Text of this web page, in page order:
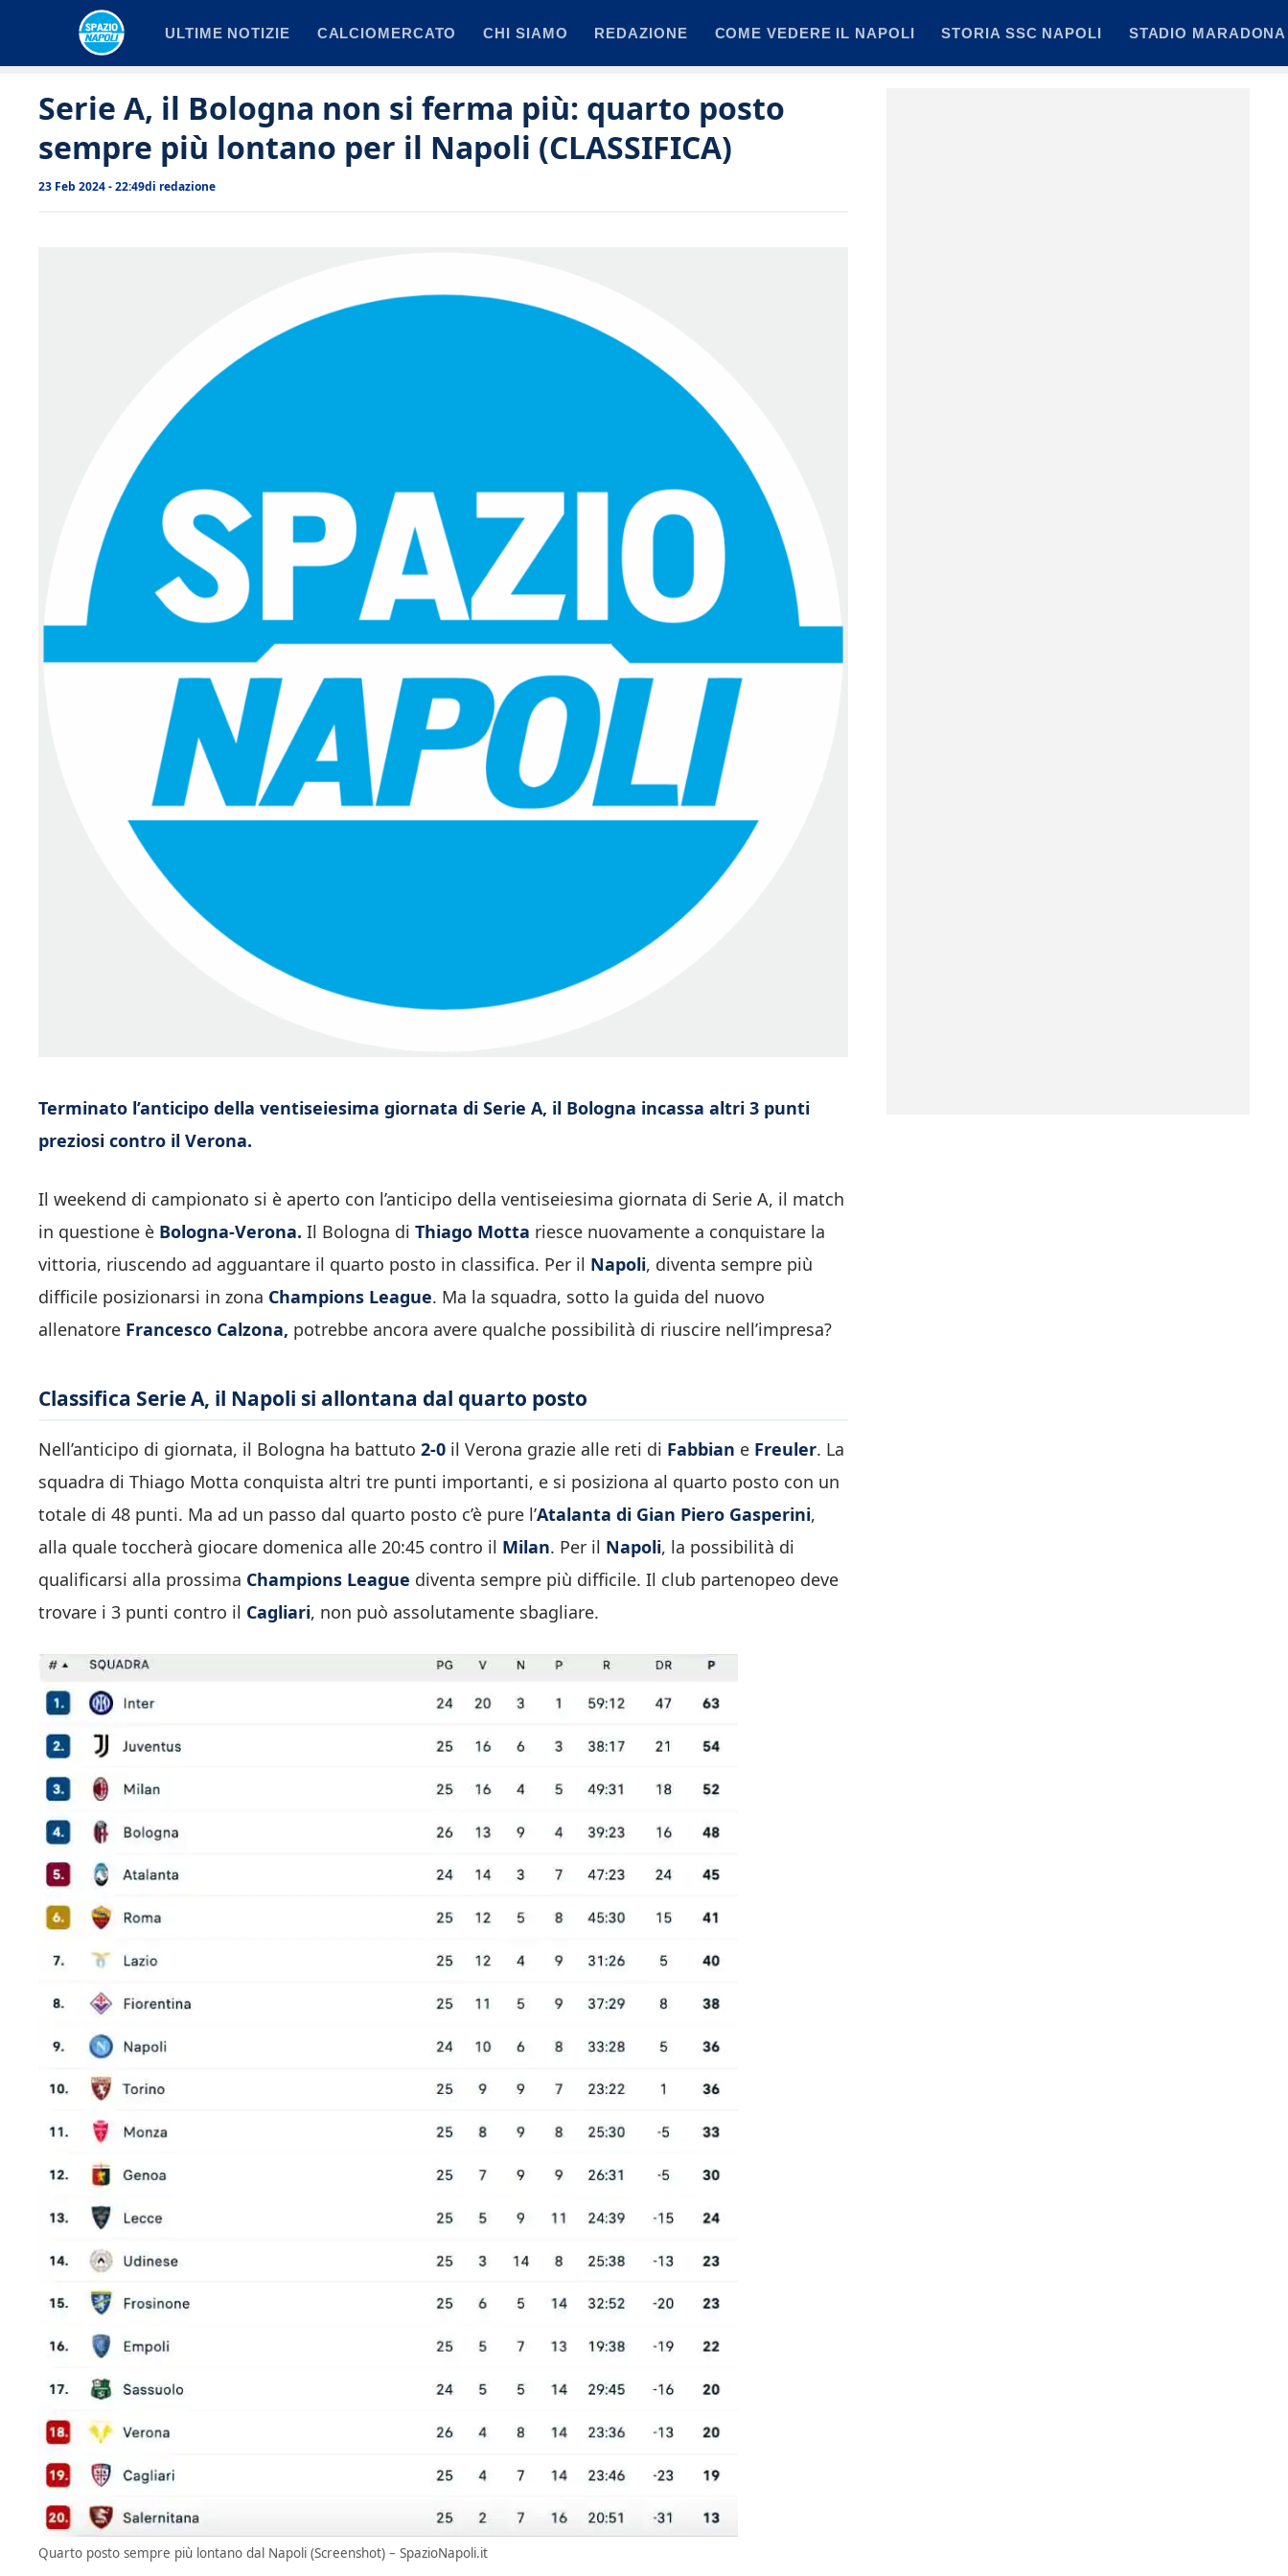
ULTIME NOTIZIE CALCIOMERCATO CHI SIAMO REDAZIONE COME VEDERE IL NAPOLI STORIA SSC NAPOLI STADIO MARADONA
Serie A, il Bologna non si ferma più: quarto posto
sempre più lontano per il Napoli (CLASSIFICA)
23 Feb 2024 - 22:49di redazione
Terminato l’anticipo della ventiseiesima giornata di Serie A, il Bologna incassa altri 3 punti
preziosi contro il Verona.
Il weekend di campionato si è aperto con l’anticipo della ventiseiesima giornata di Serie A, il match
in questione è Bologna-Verona. Il Bologna di Thiago Motta riesce nuovamente a conquistare la
vittoria, riuscendo ad agguantare il quarto posto in classifica. Per il Napoli, diventa sempre più
difficile posizionarsi in zona Champions League. Ma la squadra, sotto la guida del nuovo
allenatore Francesco Calzona, potrebbe ancora avere qualche possibilità di riuscire nell’impresa?
Classifica Serie A, il Napoli si allontana dal quarto posto
Nell’anticipo di giornata, il Bologna ha battuto 2-0 il Verona grazie alle reti di Fabbian e Freuler. La
squadra di Thiago Motta conquista altri tre punti importanti, e si posiziona al quarto posto con un
totale di 48 punti. Ma ad un passo dal quarto posto c’è pure l’Atalanta di Gian Piero Gasperini,
alla quale toccherà giocare domenica alle 20:45 contro il Milan. Per il Napoli, la possibilità di
qualificarsi alla prossima Champions League diventa sempre più difficile. Il club partenopeo deve
trovare i 3 punti contro il Cagliari, non può assolutamente sbagliare.
Quarto posto sempre più lontano dal Napoli (Screenshot) – SpazioNapoli.it